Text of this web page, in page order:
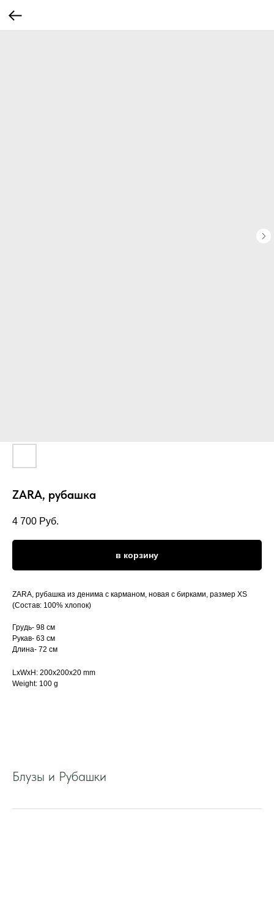
ZARA, рубашка
4 700 Руб.
в корзину
ZARA, рубашка из денима с карманом, новая с бирками, размер XS
(Состав: 100% хлопок)
Грудь- 98 см
Рукав- 63 см
Длина- 72 см
LxWxH: 200x200x20 mm
Weight: 100 g
Блузы и Рубашки